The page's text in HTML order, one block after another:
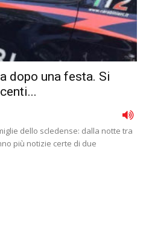
dopo una festa. Si
dello scledense: dalla notte tra
più notizie certe di due